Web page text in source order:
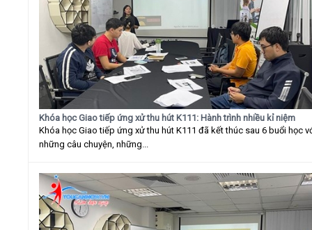
Khóa học Giao tiếp ứng xử thu hút K111: Hành trình nhiều kỉ niệm
Khóa học Giao tiếp ứng xử thu hút K111 đã kết thúc sau 6 buổi học
những câu chuyện, những...